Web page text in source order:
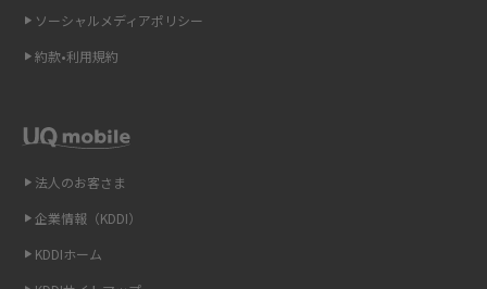
Wi-Fi 6とは？Wi-Fi 5との違いやメリットと注意点、規格の種類も解説
Wi-Fiを自宅に設置する方法は？必要なことやポイントも紹介
光ファイバーとは？仕組みやメリット・デメリットを初心者向けにわかり
やすく解説
法人のお客さま
企業情報（KDDI）
KDDIホーム
ソーシャルメディアポリシー
約款•利用規約